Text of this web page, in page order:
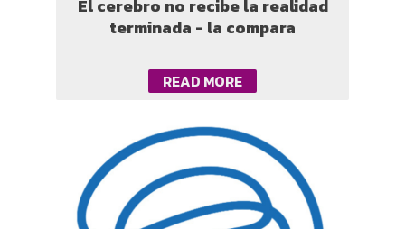
El cerebro no recibe la realidad
terminada - la compara
READ MORE